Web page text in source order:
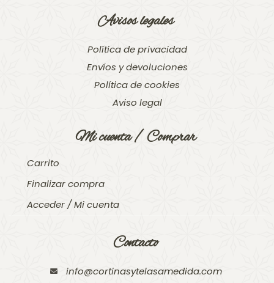
Avisos legales
Política de privacidad
Envíos y devoluciones
Política de cookies
Aviso legal
Mi cuenta / Comprar
Carrito
Finalizar compra
Acceder / Mi cuenta
Contacto
info@cortinasytelasamedida.com